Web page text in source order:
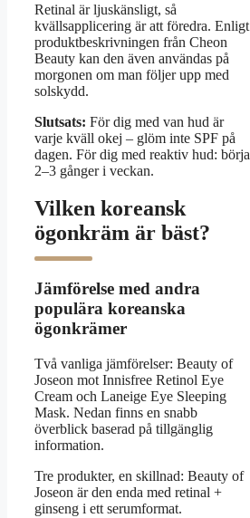
Retinal är ljuskänsligt, så
kvällsapplicering är att föredra. Enligt
produktbeskrivningen från Cheon
Beauty kan den även användas på
morgonen om man följer upp med
solskydd.
Slutsats: För dig med van hud är
varje kväll okej – glöm inte SPF på
dagen. För dig med reaktiv hud: börja
2–3 gånger i veckan.
Vilken koreansk
ögonkräm är bäst?
Jämförelse med andra
populära koreanska
ögonkrämer
Två vanliga jämförelser: Beauty of
Joseon mot Innisfree Retinol Eye
Cream och Laneige Eye Sleeping
Mask. Nedan finns en snabb
överblick baserad på tillgänglig
information.
Tre produkter, en skillnad: Beauty of
Joseon är den enda med retinal +
ginseng i ett serumformat.